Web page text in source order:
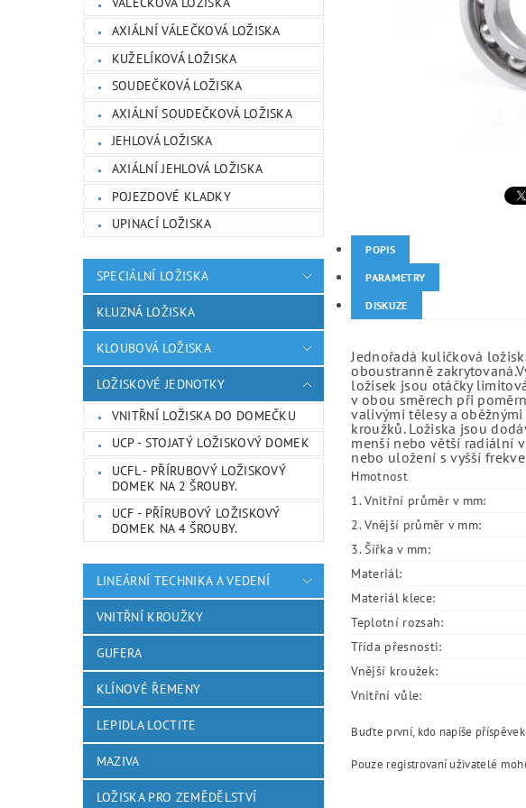
AXIÁLNÍ VÁLEČKOVÁ LOŽISKA
KUŽELÍKOVÁ LOŽISKA
SOUDEČKOVÁ LOŽISKA
AXIÁLNÍ SOUDEČKOVÁ LOŽISKA
JEHLOVÁ LOŽISKA
AXIÁLNÍ JEHLOVÁ LOŽISKA
POJEZDOVÉ KLADKY
UPINACÍ LOŽISKA
SPECIÁLNÍ LOŽISKA
KLUZNÁ LOŽISKA
KLOUBOVÁ LOŽISKA
LOŽISKOVÉ JEDNOTKY
VNITŘNÍ LOŽISKA DO DOMEČKU
UCP - STOJATÝ LOŽISKOVÝ DOMEK
UCFL - PŘÍRUBOVÝ LOŽISKOVÝ
DOMEK NA 2 ŠROUBY.
UCF - PŘÍRUBOVÝ LOŽISKOVÝ
DOMEK NA 4 ŠROUBY.
LINEÁRNÍ TECHNIKA A VEDENÍ
VNITŘNÍ KROUŽKY
GUFERA
KLÍNOVÉ ŘEMENY
LEPIDLA LOCTITE
MAZIVA
LOŽISKA PRO ZEMĚDĚLSTVÍ
POPIS
PARAMETRY
DISKUZE
Jednořadá kuličková
oboustranně
ložisek jsou otáčky
v obou směrech při
valivými tělesy a
kroužků. Ložiska jsou
menší nebo větší radiální
nebo uložení s vyšší
Hmotnost
1. Vnitřní průměr v mm:
2. Vnější průměr v mm:
3. Šířka v mm:
Materiál:
Materiál klece:
Teplotní rozsah:
Třída přesnosti:
Vnější kroužek:
Vnitřní vůle:
Buďte první, kdo napíše
Pouze registrovaní uživatelé